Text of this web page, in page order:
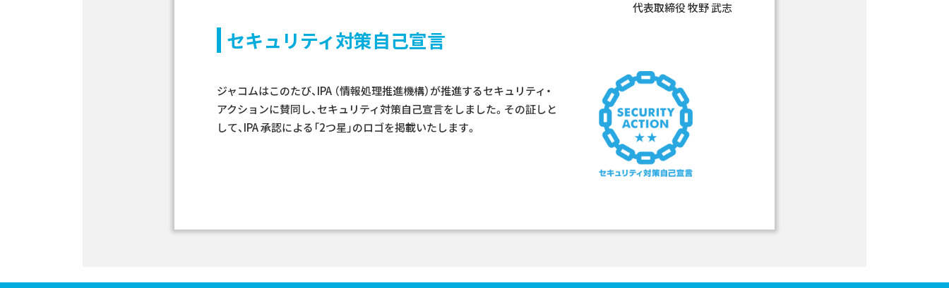
代表取締役 牧野 武志
セキュリティ対策自己宣言
ジャコムはこのたび、IPA （情報処理推進機構）が推進するセキュリティ・
アクションに賛同し、セキュリティ対策自己宣言をしました。その証しと
して、IPA 承認による「2つ星」のロゴを掲載いたします。